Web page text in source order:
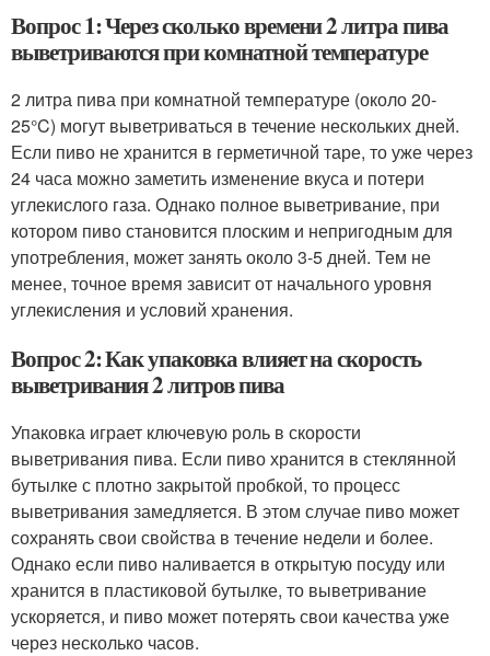
Вопрос 1: Через сколько времени 2 литра пива
выветриваются при комнатной температуре
2 литра пива при комнатной температуре (около 20-
25°C) могут выветриваться в течение нескольких дней.
Если пиво не хранится в герметичной таре, то уже через
24 часа можно заметить изменение вкуса и потери
углекислого газа. Однако полное выветривание, при
котором пиво становится плоским и непригодным для
употребления, может занять около 3-5 дней. Тем не
менее, точное время зависит от начального уровня
углекисления и условий хранения.
Вопрос 2: Как упаковка влияет на скорость
выветривания 2 литров пива
Упаковка играет ключевую роль в скорости
выветривания пива. Если пиво хранится в стеклянной
бутылке с плотно закрытой пробкой, то процесс
выветривания замедляется. В этом случае пиво может
сохранять свои свойства в течение недели и более.
Однако если пиво наливается в открытую посуду или
хранится в пластиковой бутылке, то выветривание
ускоряется, и пиво может потерять свои качества уже
через несколько часов.